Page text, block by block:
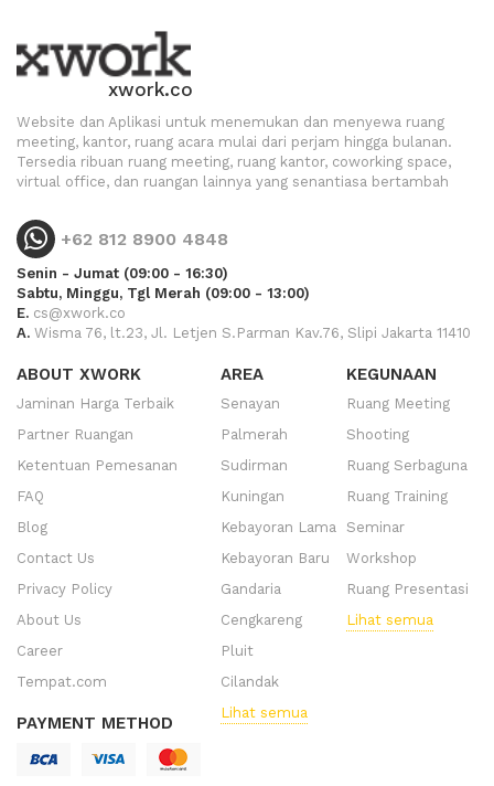
xwork.co
Website dan Aplikasi untuk menemukan dan menyewa ruang
meeting, kantor, ruang acara mulai dari perjam hingga bulanan.
Tersedia ribuan ruang meeting, ruang kantor, coworking space,
virtual office, dan ruangan lainnya yang senantiasa bertambah
+62 812 8900 4848
Senin - Jumat (09:00 - 16:30)
Sabtu, Minggu, Tgl Merah (09:00 - 13:00)
E. cs@xwork.co
A. Wisma 76, lt.23, Jl. Letjen S.Parman Kav.76, Slipi Jakarta 11410
ABOUT XWORK
Jaminan Harga Terbaik
Partner Ruangan
Ketentuan Pemesanan
FAQ
Blog
Contact Us
Privacy Policy
About Us
Career
Tempat.com
PAYMENT METHOD
AREA
Senayan
Palmerah
Sudirman
Kuningan
Kebayoran Lama
Kebayoran Baru
Gandaria
Cengkareng
Pluit
Cilandak
Lihat semua
KEGUNAAN
Ruang Meeting
Shooting
Ruang Serbaguna
Ruang Training
Seminar
Workshop
Ruang Presentasi
Lihat semua